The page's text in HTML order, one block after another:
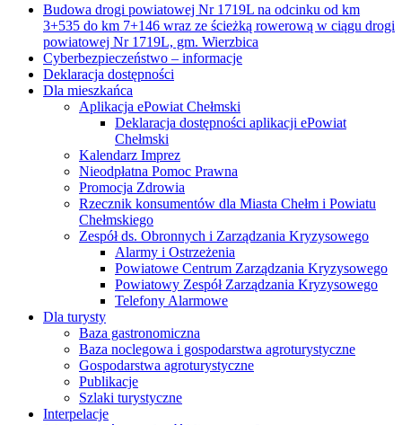
Budowa drogi powiatowej Nr 1719L na odcinku od km
3+535 do km 7+146 wraz ze ścieżką rowerową w ciągu drogi
powiatowej Nr 1719L, gm. Wierzbica
Cyberbezpieczeństwo – informacje
Deklaracja dostępności
Dla mieszkańca
Aplikacja ePowiat Chełmski
Deklaracja dostępności aplikacji ePowiat
Chełmski
Kalendarz Imprez
Nieodpłatna Pomoc Prawna
Promocja Zdrowia
Rzecznik konsumentów dla Miasta Chełm i Powiatu
Chełmskiego
Zespół ds. Obronnych i Zarządzania Kryzysowego
Alarmy i Ostrzeżenia
Powiatowe Centrum Zarządzania Kryzysowego
Powiatowy Zespół Zarządzania Kryzysowego
Telefony Alarmowe
Dla turysty
Baza gastronomiczna
Baza noclegowa i gospodarstwa agroturystyczne
Gospodarstwa agroturystyczne
Publikacje
Szlaki turystyczne
Interpelacje